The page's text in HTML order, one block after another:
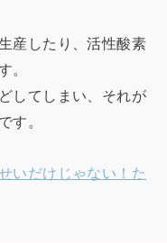
産したり、活性酸素
。
してしまい、それが
す。
いだけじゃない！た